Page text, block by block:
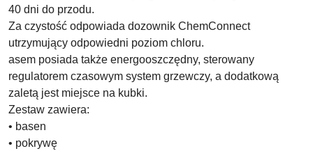
40 dni do przodu.
Za czystość odpowiada dozownik ChemConnect
utrzymujący odpowiedni poziom chloru.
asem posiada także energooszczędny, sterowany
regulatorem czasowym system grzewczy, a dodatkową
zaletą jest miejsce na kubki.
Zestaw zawiera:
• basen
• pokrywę